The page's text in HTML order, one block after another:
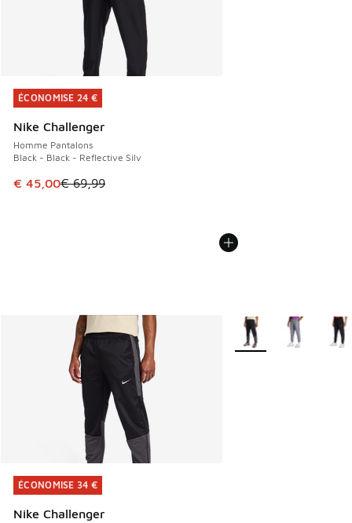
ÉCONOMISE 24 €
Nike Challenger
Homme Pantalons
Black - Black - Reflective Silv
Cet article est en promotion. Prix en baisse de € 69,99 à
€ 45,00€ 69,99
ÉCONOMISE 24 €
ÉCONOMISE 34 €
Nike Challenger
ÉCONOMISE 34 €
Plus de couleurs